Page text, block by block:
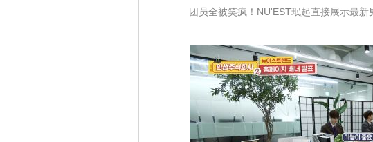
团员全被笑疯！NU'EST珉起直接展示最